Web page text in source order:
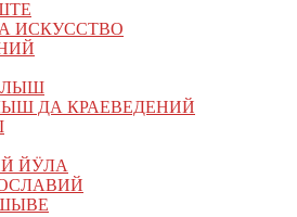
ИСКУССТВО
ДА КРАЕВЕДЕНИЙ
ЙӰЛА